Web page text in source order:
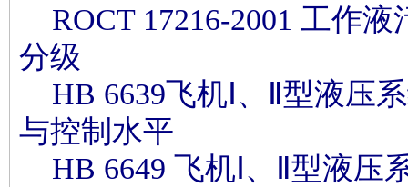
ROCT 17216-2001 工作
分级
HB 6639飞机Ⅰ、Ⅱ型液压
与控制水平
HB 6649 飞机Ⅰ、Ⅱ型液压